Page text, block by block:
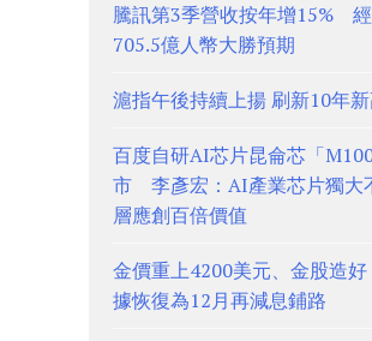
騰訊第3季營收按年增15%
705.5億人幣大勝預期
滬指午後持續上揚 刷新10年
百度自研AI芯片昆侖芯「
市 李彥宏：AI產業芯片獨大
層應創百倍價值
金價重上4200美元、金股造
據恢復為12月再減息鋪路